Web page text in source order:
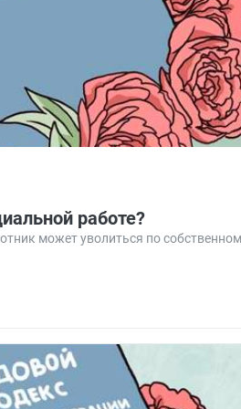
работе?
может уволиться по